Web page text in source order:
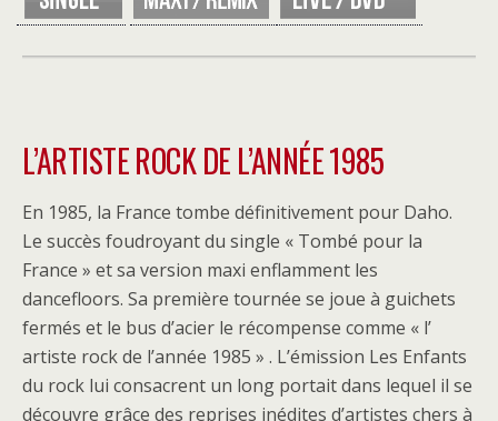
L’ARTISTE ROCK DE L’ANNÉE 1985
En 1985, la France tombe définitivement pour Daho.
Le succès foudroyant du single « Tombé pour la
France » et sa version maxi enflamment les
dancefloors. Sa première tournée se joue à guichets
fermés et le bus d’acier le récompense comme « l’
artiste rock de l’année 1985 » . L’émission Les Enfants
du rock lui consacrent un long portait dans lequel il se
découvre grâce des reprises inédites d’artistes chers à